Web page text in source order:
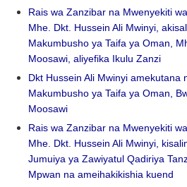
Rais wa Zanzibar na Mwenyekiti
Mhe. Dkt. Hussein Ali Mwinyi,
Makumbusho ya Taifa ya Oman,
Moosawi, aliyefika Ikulu Zanzi
Dkt Hussein Ali Mwinyi amekutana
Makumbusho ya Taifa ya Oman,
Moosawi
Rais wa Zanzibar na Mwenyekiti
Mhe. Dkt. Hussein Ali Mwinyi,
Jumuiya ya Zawiyatul Qadiriya
Mpwan na ameihakikishia kuend